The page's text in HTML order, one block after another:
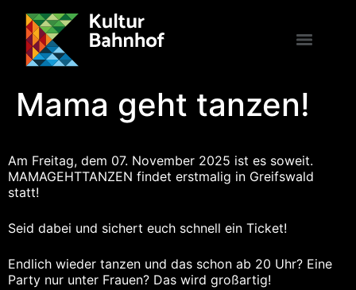
Mama geht tanzen!
Am Freitag, dem 07. November 2025 ist es soweit.
MAMAGEHTTANZEN findet erstmalig in Greifswald
statt!
Seid dabei und sichert euch schnell ein Ticket!
Endlich wieder tanzen und das schon ab 20 Uhr? Eine
Party nur unter Frauen? Das wird großartig!